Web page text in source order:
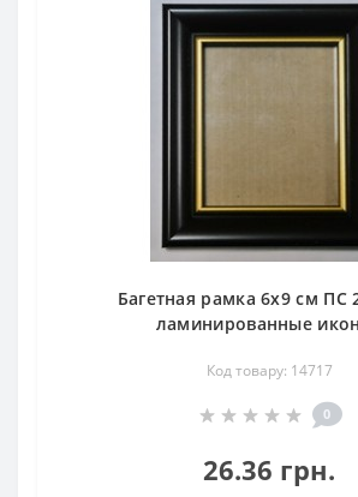
Багетная рамка 6х9 см ПС
ламинированные
Код товару: 14717
0
26.36 грн.